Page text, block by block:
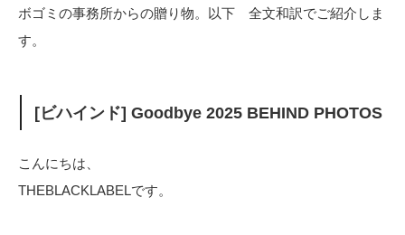
ボゴミの事務所からの贈り物。以下 全文和訳でご紹介しま
す。
[ビハインド] Goodbye 2025 BEHIND PHOTOS
こんにちは、
THEBLACKLABELです。